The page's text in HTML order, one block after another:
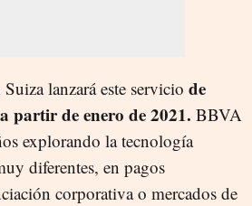
lanzará este servicio de
partir de enero de 2021. BBVA
explorando la tecnología
diferentes, en pagos
corporativa o mercados de